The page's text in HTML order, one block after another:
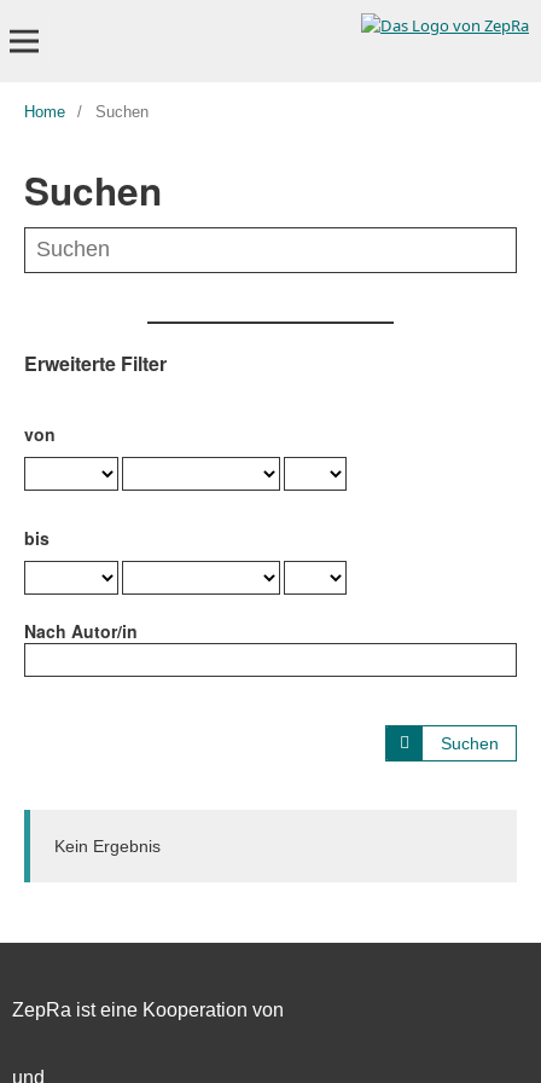
Home / Suchen
Suchen
Erweiterte Filter
von
bis
Nach Autor/in
Suchen
Kein Ergebnis
ZepRa ist eine Kooperation von
und